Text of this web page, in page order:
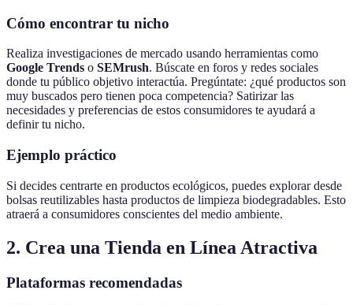
Cómo encontrar tu nicho
Realiza investigaciones de mercado usando herramientas como
Google Trends o SEMrush. Búscate en foros y redes sociales
donde tu público objetivo interactúa. Pregúntate: ¿qué productos son
muy buscados pero tienen poca competencia? Satirizar las
necesidades y preferencias de estos consumidores te ayudará a
definir tu nicho.
Ejemplo práctico
Si decides centrarte en productos ecológicos, puedes explorar desde
bolsas reutilizables hasta productos de limpieza biodegradables. Esto
atraerá a consumidores conscientes del medio ambiente.
2. Crea una Tienda en Línea Atractiva
Plataformas recomendadas